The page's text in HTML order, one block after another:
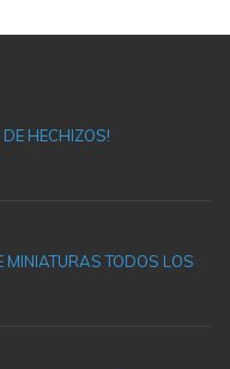
HECHIZOS!
MINIATURAS TODOS LOS